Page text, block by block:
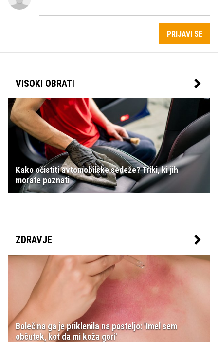
PRIJAVI SE
VISOKI OBRATI
Kako očistiti avtomobilske sedeže? Triki, ki jih
morate poznati
ZDRAVJE
Bolečina ga je priklenila na posteljo: 'Imel sem
občutek, kot da mi koža gori'